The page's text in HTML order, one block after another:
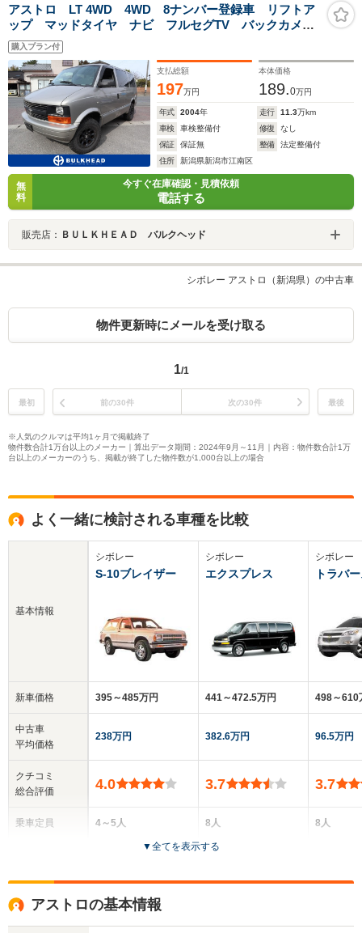
端子 LEDヘ
ト 衝突被害
アストロ LT 4WD 4WD 8ナンバー登録車 リフトア
ップ マッドタイヤ ナビ フルセグTV バックカメ
ラ 5人乗り車椅子登録車(シート4席)
購入プラン付
支払総額
197万円
本体価格
189.0万円
年式 2004年 走行 11.3万km
車検
車検整備付 修復
なし
保証
保証無 整備
法定整備付
住所
新潟県新潟市江南区
無
料
今すぐ在庫確認・見積依頼
電話する
販売店： ＢＵＬＫＨＥＡＤ バルクヘッド
シボレー アストロ（新潟県）の中古車
物件更新時にメールを受け取る
1/1
最初 前の30件 次の30件 最後
※人気のクルマは平均1ヶ月で掲載終了
物件数合計1万台以上のメーカー｜算出データ期間：2024年9月～11月｜内容：物件数合計1万
台以上のメーカーのうち、掲載が終了した物件数が1,000台以上の場合
よく一緒に検討される車種を比較
基本情報
新車価格
中古車
平均価格
クチコミ
総合評価
乗車定員
シボレー
S-10ブレイザー
395～485万円
238万円
4.0
4～5人
全高
1.68m
シボレー
エクスプレス
441～472.5万円
382.6万円
3.7
8人
4～5ドア
シボレー
トラバ
498～610
96.5万円
3.7
8人
▼全てを表示する
アストロの基本情報